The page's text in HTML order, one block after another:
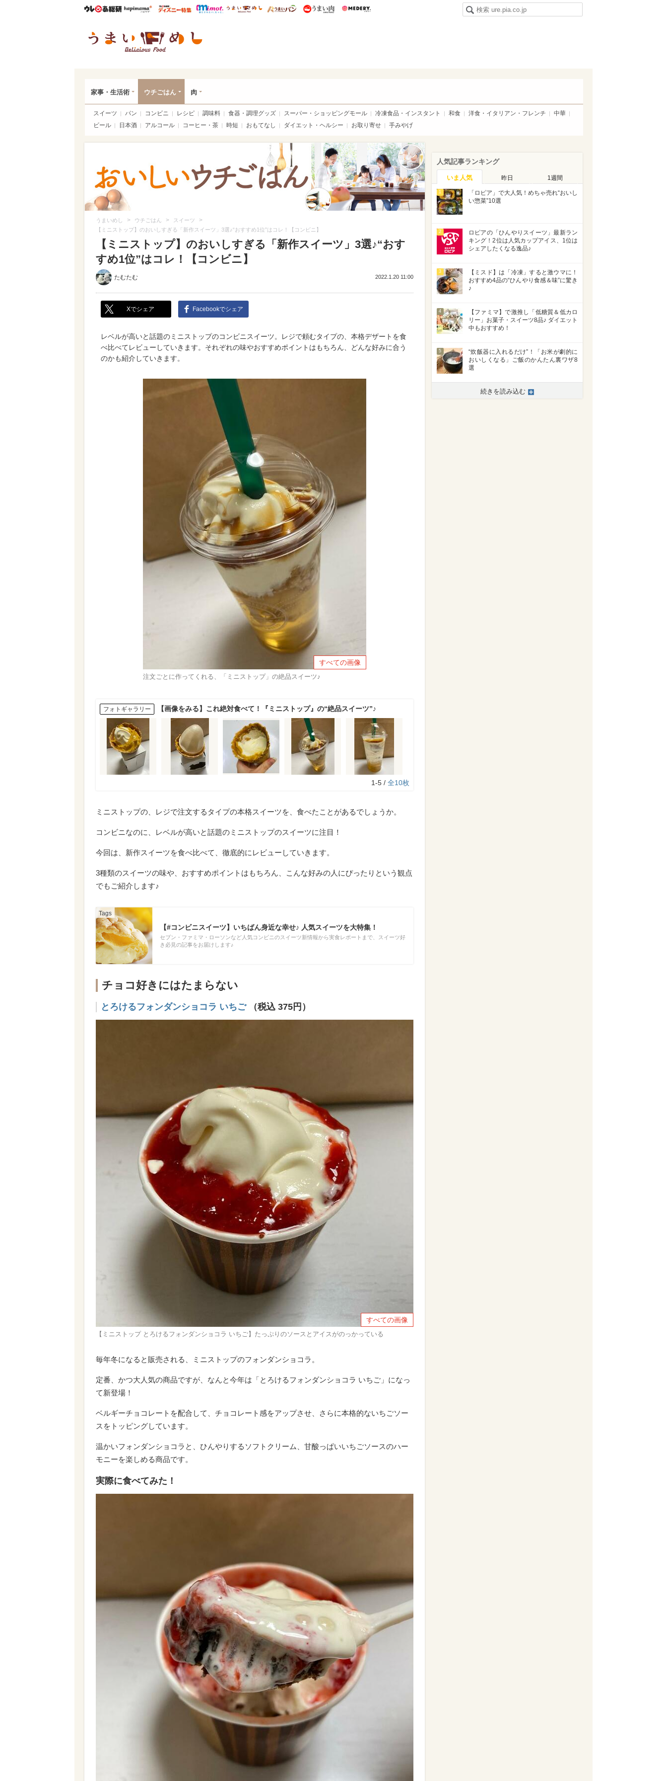
ウレぴあ総研ハピママ* ウレぴあ総研 ディズニー特集
mimot. うまいめし うまいパン うまい肉
家事・生活術 ウチごはん 肉
スイーツ パン コンビニ レシピ 調味料 食器・調理グッズ スーパー・ショッピングモール 冷凍食品・インスタント 和食 洋食・イタリアン・フレンチ
中華
ビール
日本酒 アルコール コーヒー・茶 時短 おもてなし ダイエット・ヘルシー お取り寄せ 手みやげ
うまいめし > ウチごはん > スイーツ >
【ミニストップ】のおいしすぎる「新作スイーツ」3選♪“おすすめ1位”はコレ！【コンビニ】
【ミニストップ】のおいしすぎる「新作スイーツ」3選♪“おす
すめ1位”はコレ！【コンビニ】
たむたむ 2022.1.20 11:00
Xでシェア Facebookでシェア
レベルが高いと話題のミニストップのコンビニスイーツ。レジで頼むタイプの、本格デザートを食
べ比べてレビューしていきます。それぞれの味やおすすめポイントはもちろん、どんな好みに合う
のかも紹介していきます。
すべての画像
注文ごとに作ってくれる、「ミニストップ」の絶品スイーツ♪
フォトギャラリー 【画像をみる】これ絶対食べて！『ミニストップ』の“絶品スイーツ”♪
1-5 / 全10枚
ミニストップの、レジで注文するタイプの本格スイーツを、食べたことがあるでしょうか。
コンビニなのに、レベルが高いと話題のミニストップのスイーツに注目！
今回は、新作スイーツを食べ比べて、徹底的にレビューしていきます。
3種類のスイーツの味や、おすすめポイントはもちろん、こんな好みの人にぴったりという観点
でもご紹介します♪
【#コンビニスイーツ】いちばん身近な幸せ♪ 人気スイーツを大特集！
セブン・ファミマ・ローソンなど人気コンビニのスイーツ新情報から実食レポートまで、スイーツ好
き必見の記事をお届けします♪
チョコ好きにはたまらない
とろけるフォンダンショコラ いちご（税込 375円）
すべての画像
【ミニストップ とろけるフォンダンショコラ いちご】たっぷりのソースとアイスがのっかっている
毎年冬になると販売される、ミニストップのフォンダンショコラ。
定番、かつ大人気の商品ですが、なんと今年は「とろけるフォンダンショコラ いちご」になっ
て新登場！
ベルギーチョコレートを配合して、チョコレート感をアップさせ、さらに本格的ないちごソー
スをトッピングしています。
温かいフォンダンショコラと、ひんやりするソフトクリーム、甘酸っぱいいちごソースのハー
モニーを楽しめる商品です。
実際に食べてみた！
人気記事ランキング
いま人気 昨日 1週間
1
「ロピア」で大人気！めちゃ売れ“おいし
い惣菜”10選
2
ロピアの「ひんやりスイーツ」最新ラン
キング！2位は人気カップアイス、1位は
シェアしたくなる逸品♪
3
【ミスド】は「冷凍」すると激ウマに！
おすすめ4品の“ひんやり食感＆味”に驚き
♪
4
【ファミマ】で激推し「低糖質＆低カロ
リー」お菓子・スイーツ8品♪ ダイエット
中もおすすめ！
5
“炊飯器に入れるだけ”！「お米が劇的に
おいしくなる」ご飯のかんたん裏ワザ8
選
続きを読み込む